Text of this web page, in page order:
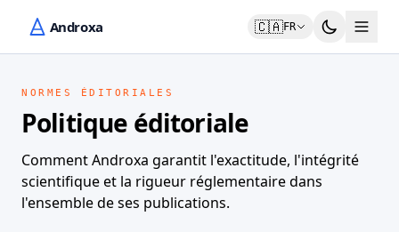
🇨🇦FR
NORMES ÉDITORIALES
Politique éditoriale
Comment Androxa garantit l'exactitude, l'intégrité
scientifique et la rigueur réglementaire dans
l'ensemble de ses publications.